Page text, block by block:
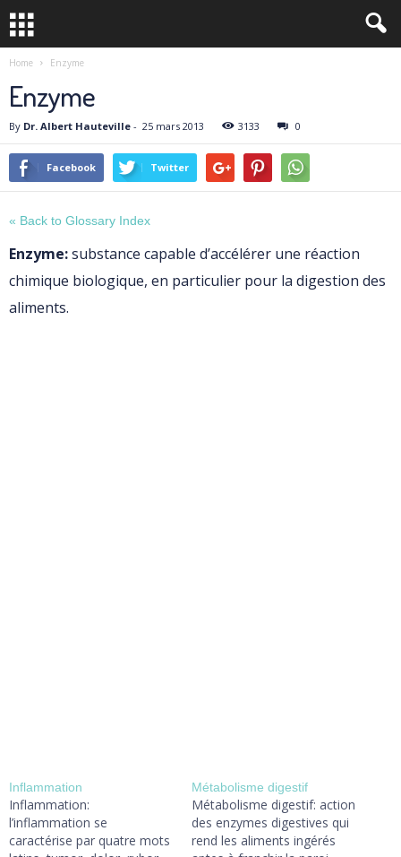
Home Enzyme
Enzyme
By Dr. Albert Hauteville - 25 mars 2013 3133 0
Facebook Twitter
« Back to Glossary Index
Enzyme:substance capable d’accélérer une réaction
chimique biologique, en particulier pour la digestion des
aliments.
Inflammation
Inflammation:
l’inflammation se
caractérise par quatre mots
Métabolisme digestif
Métabolisme digestif: action
des enzymes digestives qui
rend les aliments ingérés